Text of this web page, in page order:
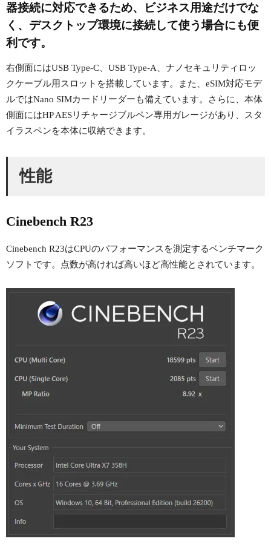
器接続に対応できるため、ビジネス用途だけでな
く、デスクトップ環境に接続して使う場合にも便
利です。
右側面にはUSB Type-C、USB Type-A、ナノセキュリティロッ
クケーブル用スロットを搭載しています。また、eSIM対応モデ
ルではNano SIMカードリーダーも備えています。さらに、本体
側面にはHP AESリチャージブルペン専用ガレージがあり、スタ
イラスペンを本体に収納できます。
性能
Cinebench R23
Cinebench R23はCPUのパフォーマンスを測定するベンチマーク
ソフトです。点数が高ければ高いほど高性能とされています。